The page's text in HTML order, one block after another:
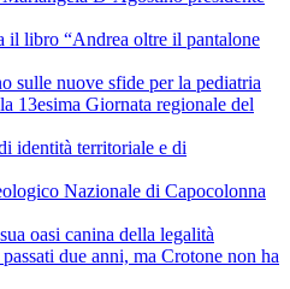
il libro “Andrea oltre il pantalone
sulle nuove sfide per la pediatria
13esima Giornata regionale del
identità territoriale e di
Nazionale di Capocolonna
oasi canina della legalità
due anni, ma Crotone non ha